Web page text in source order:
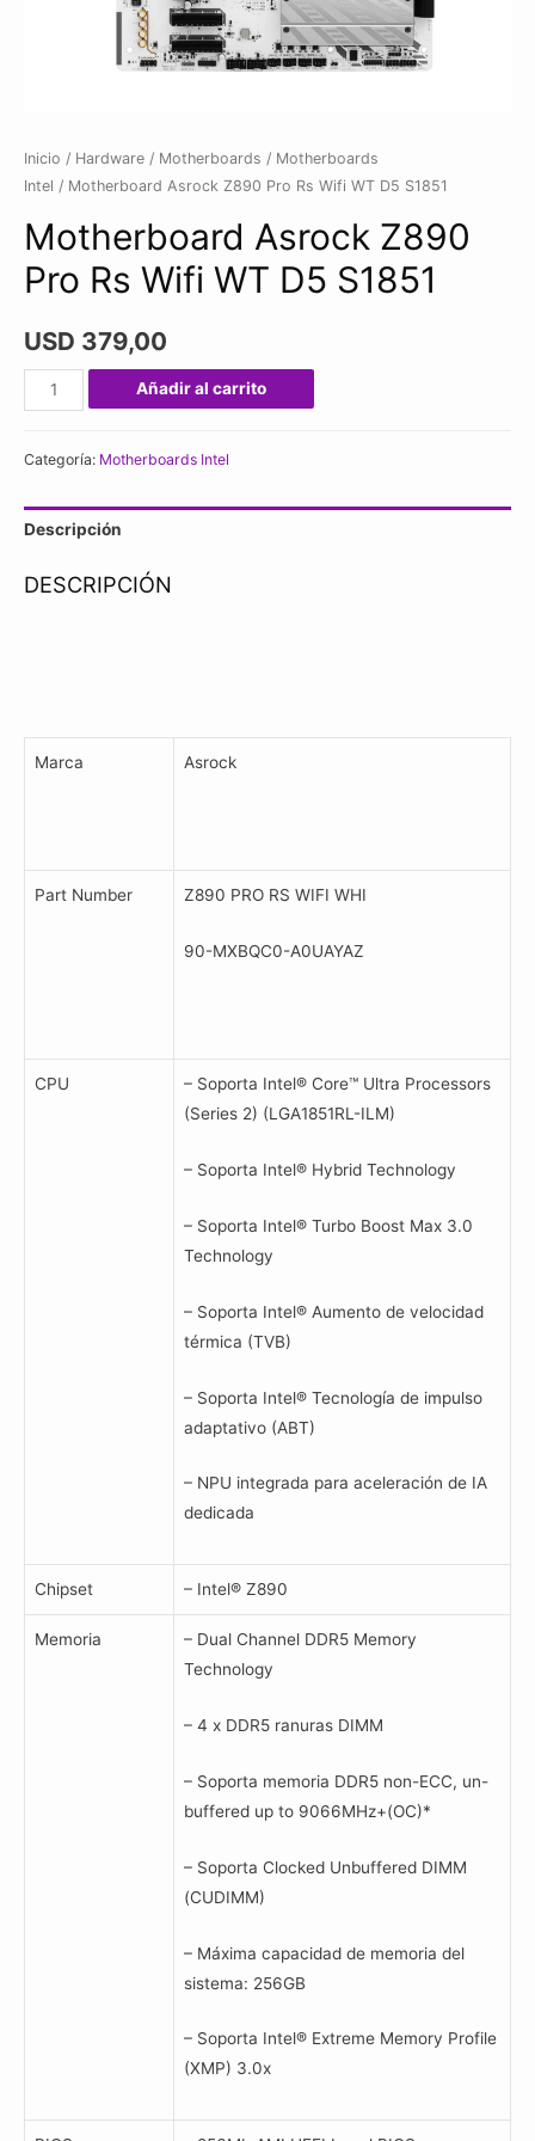
Inicio / Hardware / Motherboards / Motherboards
Intel / Motherboard Asrock Z890 Pro Rs Wifi WT D5 S1851
Motherboard Asrock Z890
Pro Rs Wifi WT D5 S1851
USD 379,00
Motherboard
Asrock
Wifi
D5
Añadir al carrito
Categoría: Motherboards Intel
Descripción
DESCRIPCIÓN
Marca Asrock
Part Number Z890 PRO RS WIFI WHI
90-MXBQC0-A0UAYAZ
CPU
– Soporta Intel® Core™ Ultra Processors
(Series 2) (LGA1851RL-ILM)
– Soporta Intel® Hybrid Technology
– Soporta Intel® Turbo Boost Max 3.0
Technology
– Soporta Intel® Aumento de velocidad
térmica (TVB)
– Soporta Intel® Tecnología de impulso
adaptativo (ABT)
– NPU integrada para aceleración de IA
dedicada
Chipset – Intel® Z890
Memoria
– Dual Channel DDR5 Memory
Technology
– 4 x DDR5 ranuras DIMM
– Soporta memoria DDR5 non-ECC, un-
buffered up to 9066MHz+(OC)*
– Soporta Clocked Unbuffered DIMM
(CUDIMM)
– Máxima capacidad de memoria del
sistema: 256GB
– Soporta Intel® Extreme Memory Profile
(XMP) 3.0x